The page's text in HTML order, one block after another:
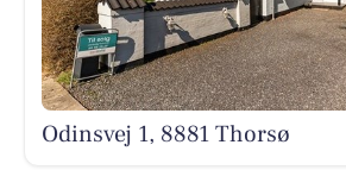
Odinsvej 1, 8881 Thorsø